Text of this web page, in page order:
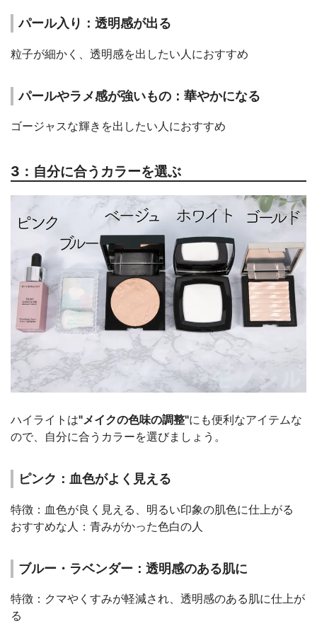
パール入り：透明感が出る
粒子が細かく、透明感を出したい人におすすめ
パールやラメ感が強いもの：華やかになる
ゴージャスな輝きを出したい人におすすめ
3：自分に合うカラーを選ぶ
ハイライトは"メイクの色味の調整"にも便利なアイテムな
ので、自分に合うカラーを選びましょう。
ピンク：血色がよく見える
特徴：血色が良く見える、明るい印象の肌色に仕上がる
おすすめな人：青みがかった色白の人
ブルー・ラベンダー：透明感のある肌に
特徴：クマやくすみが軽減され、透明感のある肌に仕上が
る